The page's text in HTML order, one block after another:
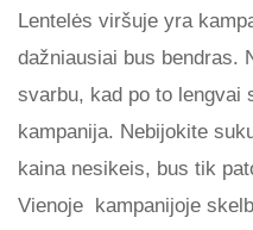
Lentelės viršuje yra
dažniausiai bus bendras.
svarbu, kad po to lengvai
kampanija. Nebijokite
kaina nesikeis, bus tik
Vienoje kampanijoje